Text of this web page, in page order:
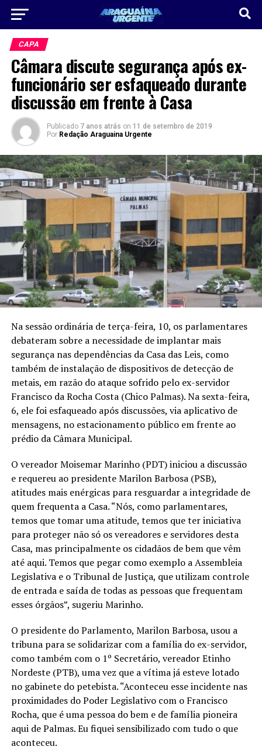
CAPA
Câmara discute segurança após ex-
funcionário ser esfaqueado durante
discussão em frente à Casa
Publicado 7 anos atrás on 11 de setembro de 2019
Por Redação Araguaina Urgente
Na sessão ordinária de terça-feira, 10, os parlamentares
debateram sobre a necessidade de implantar mais
segurança nas dependências da Casa das Leis, como
também de instalação de dispositivos de detecção de
metais, em razão do ataque sofrido pelo ex-servidor
Francisco da Rocha Costa (Chico Palmas). Na sexta-feira,
6, ele foi esfaqueado após discussões, via aplicativo de
mensagens, no estacionamento público em frente ao
prédio da Câmara Municipal.
O vereador Moisemar Marinho (PDT) iniciou a discussão
e requereu ao presidente Marilon Barbosa (PSB),
atitudes mais enérgicas para resguardar a integridade de
quem frequenta a Casa. “Nós, como parlamentares,
temos que tomar uma atitude, temos que ter iniciativa
para proteger não só os vereadores e servidores desta
Casa, mas principalmente os cidadãos de bem que vêm
até aqui. Temos que pegar como exemplo a Assembleia
Legislativa e o Tribunal de Justiça, que utilizam controle
de entrada e saída de todas as pessoas que frequentam
esses órgãos”, sugeriu Marinho.
O presidente do Parlamento, Marilon Barbosa, usou a
tribuna para se solidarizar com a família do ex-servidor,
como também com o 1º Secretário, vereador Etinho
Nordeste (PTB), uma vez que a vítima já esteve lotado
no gabinete do petebista. “Aconteceu esse incidente nas
proximidades do Poder Legislativo com o Francisco
Rocha, que é uma pessoa do bem e de família pioneira
aqui de Palmas. Eu fiquei sensibilizado com tudo o que
aconteceu.